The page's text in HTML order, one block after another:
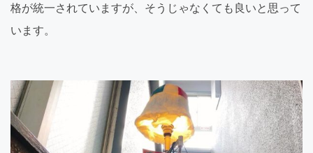
格が統一されていますが、そうじゃなくても良いと思って
います。